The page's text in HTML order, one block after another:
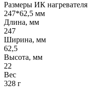
Размеры ИК нагревателя
247*62,5 мм
Длина, мм
247
Ширина, мм
62,5
Высота, мм
22
Вес
328 г